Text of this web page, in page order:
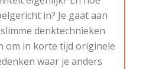
in? Je gaat aan
denktechnieken
om in korte tijd originele
waar je anders